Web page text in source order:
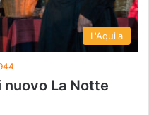
L'Aquila
La Notte